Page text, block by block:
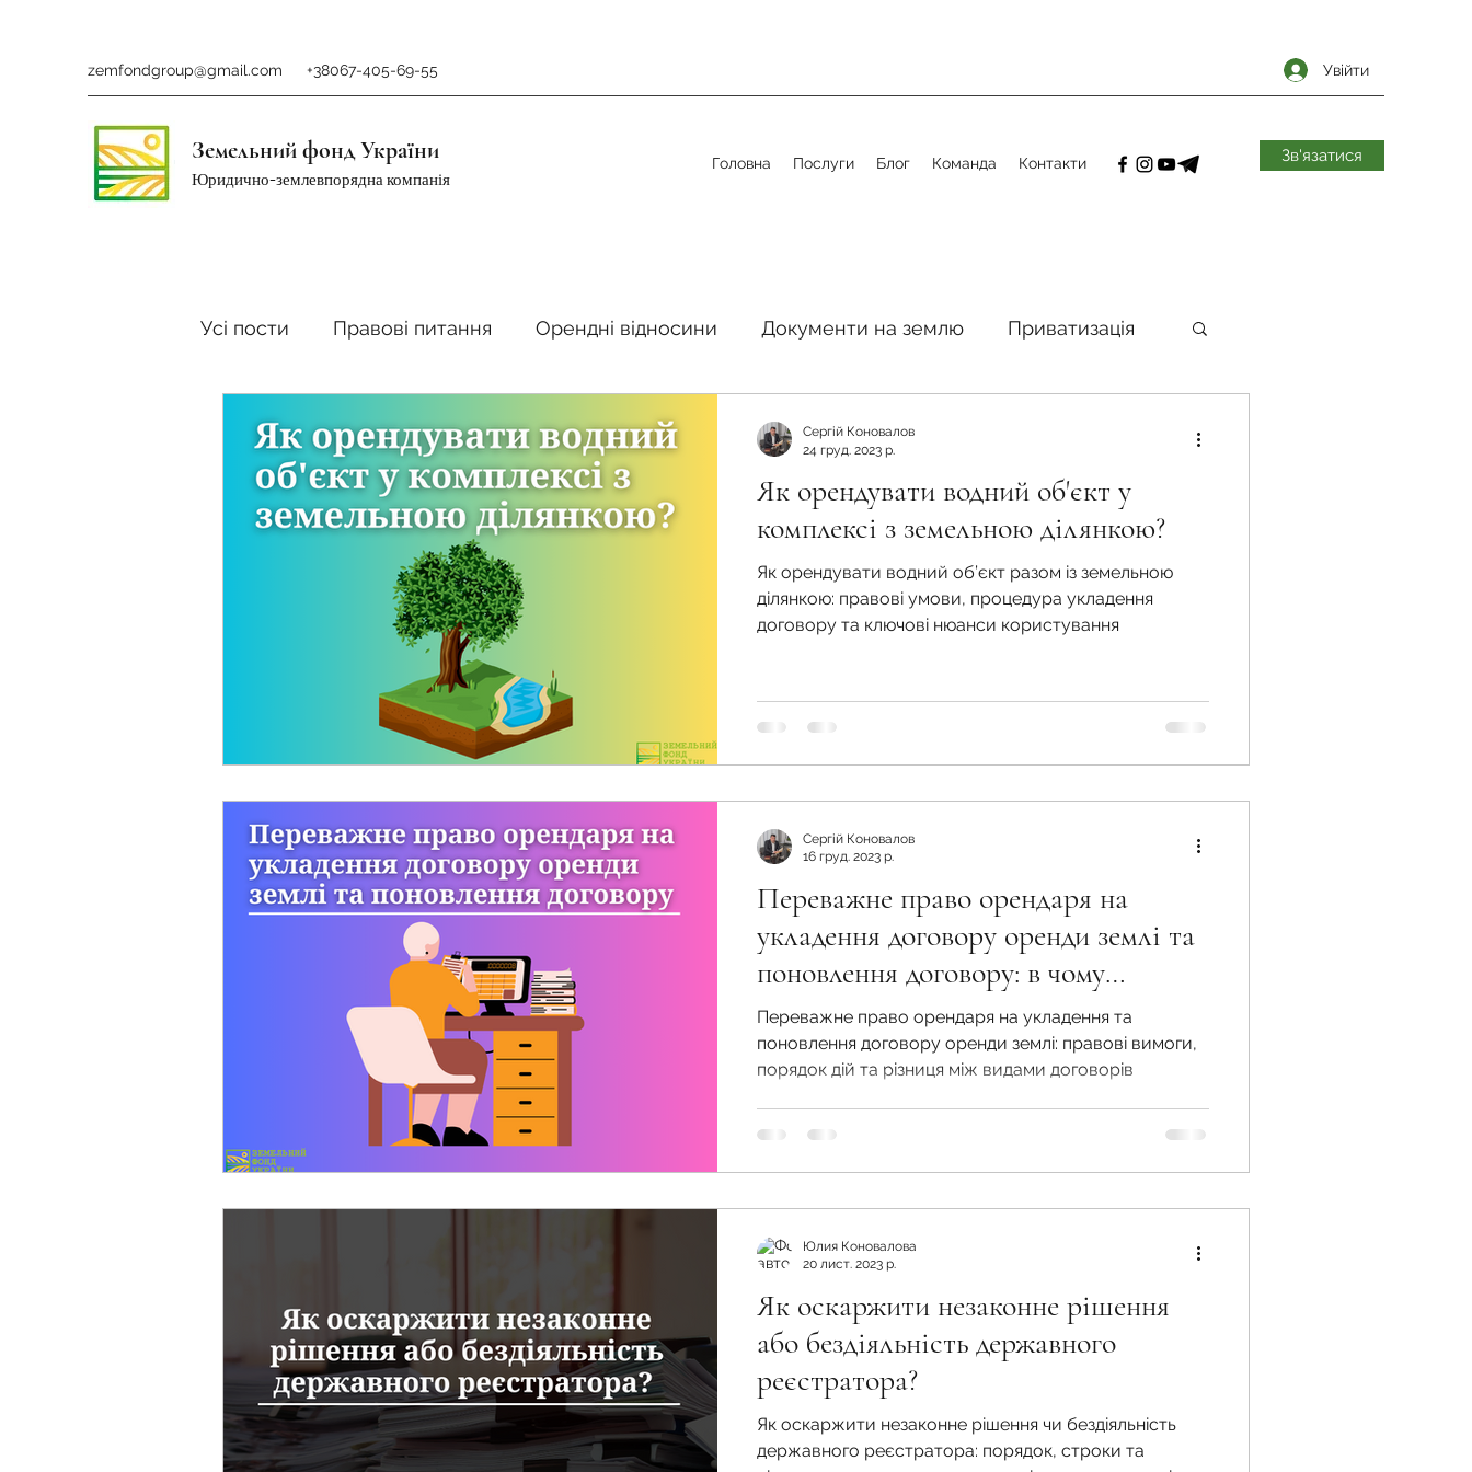
zemfondgroup@gmail.com +38067-405-69-55 Увійти
Земельний фонд України
Юридично-землевпорядна компанія
Головна Послуги Блог Команда Контакти Зв'язатися
Усі пости Правові питання Орендні відносини Документи на землю Приватизація
Ринок землі Податки стосовно земельної сфери
Фермерське господарство Спадкування земельної ділянки
Новини земельного законодавства Земельні питання Військова служба
Нормативно-грошова оцінка
Сервітут Державна реєстрація земельних прав Юридичні питання у воєнний час
Загальні правові питання
Як орендувати водний об'єкт у
комплексі з земельною ділянкою?
Як орендувати водний об’єкт разом із земельною
ділянкою: правові умови, процедура укладення
договору та ключові нюанси користування
Сергій Коновалов
24 груд. 2023 р.
Переважне право орендаря на
укладення договору оренди землі та
поновлення договору: в чому
різниця?
Переважне право орендаря на укладення та
поновлення договору оренди землі: правові вимоги,
порядок дій та різниця між видами договорів
Сергій Коновалов
16 груд. 2023 р.
Як оскаржити незаконне рішення
або бездіяльність державного
реєстратора?
Як оскаржити незаконне рішення чи бездіяльність
державного реєстратора: порядок, строки та
Юлия Коновалова
20 лист. 2023 р.